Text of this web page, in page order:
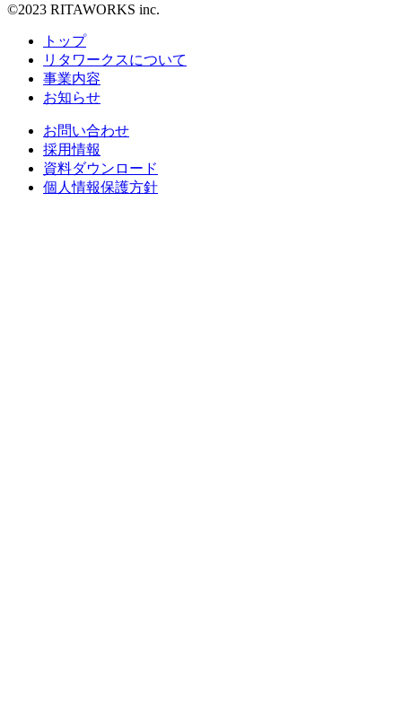
©2023 RITAWORKS inc.
トップ
リタワークスについて
事業内容
お知らせ
お問い合わせ
採用情報
資料ダウンロード
個人情報保護方針